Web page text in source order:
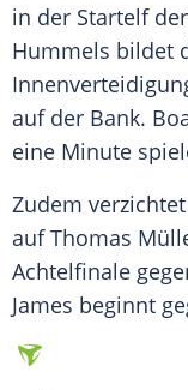
in der Startelf
Hummels bildet
auf der Bank.
eine Minute
Zudem
auf Thomas
Achtelfinale
James beginnt